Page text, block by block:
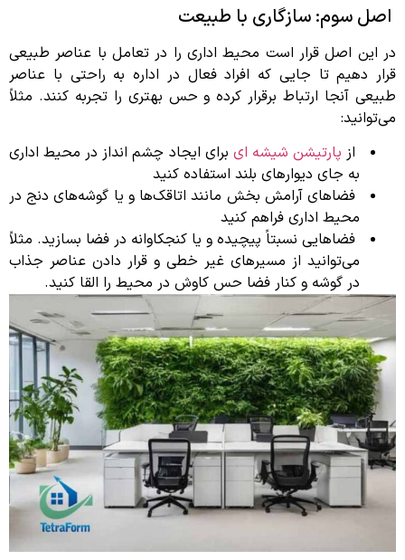
اصل سوم: سازگاری با طبیعت
در این اصل قرار است محیط اداری را در تعامل با عناصر طبیعی
قرار دهیم تا جایی که افراد فعال در اداره به راحتی با عناصر
طبیعی آنجا ارتباط برقرار کرده و حس بهتری را تجربه کنند. مثلاً
می‌توانید:
از پارتیشن شیشه ای برای ایجاد چشم انداز در محیط اداری
به جای دیوارهای بلند استفاده کنید
فضاهای آرامش بخش مانند اتاقک‌ها و یا گوشه‌های دنج در
محیط اداری فراهم کنید
فضاهایی نسبتاً پیچیده و یا کنجکاوانه در فضا بسازید. مثلاً
می‌توانید از مسیرهای غیر خطی و قرار دادن عناصر جذاب
در گوشه و کنار فضا حس کاوش در محیط را القا کنید.